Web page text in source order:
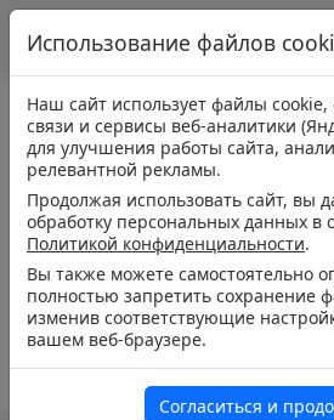
Использование файлов
Наш сайт использует файлы
связи и сервисы веб-аналитики
для улучшения работы сайта,
релевантной рекламы.
Продолжая использовать сайт, вы
обработку персональных данных в
Политикой конфиденциальности.
Вы также можете самостоятельно
полностью запретить сохранение
изменив соответствующие
вашем веб-браузере.
Согласиться и